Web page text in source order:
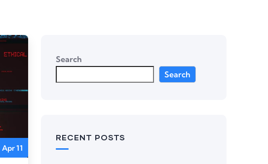
Apr11
Search
Search
RECENT POSTS